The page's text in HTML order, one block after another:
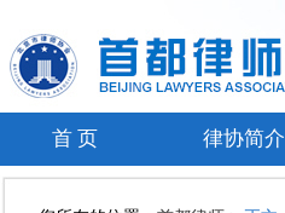
首 页 律协简介